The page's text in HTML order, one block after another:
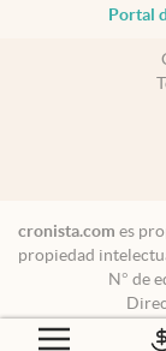
Portal
cronista.com es
propiedad
N° de